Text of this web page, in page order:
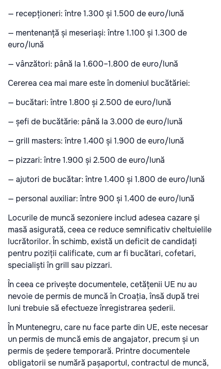
— recepționeri: între 1.300 și 1.500 de euro/lună
— mentenanță și meseriași: între 1.100 și 1.300 de
euro/lună
— vânzători: până la 1.600–1.800 de euro/lună
Cererea cea mai mare este în domeniul bucătăriei:
— bucătari: între 1.800 și 2.500 de euro/lună
— șefi de bucătărie: până la 3.000 de euro/lună
— grill masters: între 1.400 și 1.900 de euro/lună
— pizzari: între 1.900 și 2.500 de euro/lună
— ajutori de bucătar: între 1.400 și 1.800 de euro/lună
— personal auxiliar: între 900 și 1.400 de euro/lună
Locurile de muncă sezoniere includ adesea cazare și
masă asigurată, ceea ce reduce semnificativ cheltuielile
lucrătorilor. În schimb, există un deficit de candidați
pentru poziții calificate, cum ar fi bucătari, cofetari,
specialiști în grill sau pizzari.
În ceea ce privește documentele, cetățenii UE nu au
nevoie de permis de muncă în Croația, însă după trei
luni trebuie să efectueze înregistrarea șederii.
În Muntenegru, care nu face parte din UE, este necesar
un permis de muncă emis de angajator, precum și un
permis de ședere temporară. Printre documentele
obligatorii se numără pașaportul, contractul de muncă,